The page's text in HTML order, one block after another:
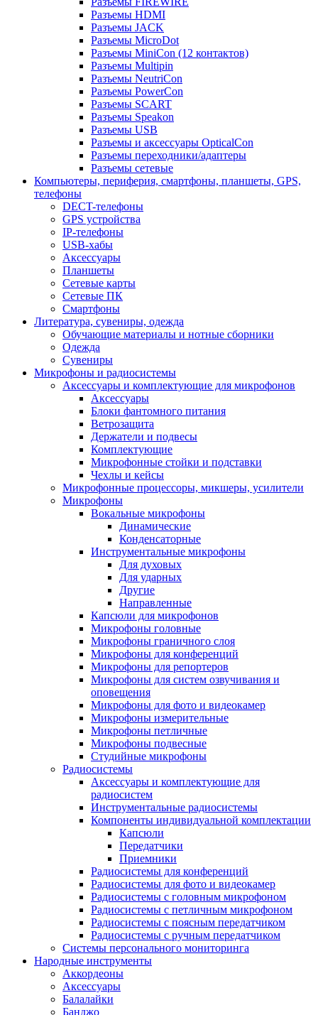
Разъемы HDMI
Разъемы JACK
Разъемы MicroDot
Разъемы MiniCon (12 контактов)
Разъемы Multipin
Разъемы NeutriCon
Разъемы PowerCon
Разъемы SCART
Разъемы Speakon
Разъемы USB
Разъемы и аксессуары OpticalCon
Разъемы переходники/адаптеры
Разъемы сетевые
Компьютеры, периферия, смартфоны, планшеты, GPS,
телефоны
DECT-телефоны
GPS устройства
IP-телефоны
USB-хабы
Аксессуары
Планшеты
Сетевые карты
Сетевые ПК
Смартфоны
Литература, сувениры, одежда
Обучающие материалы и нотные сборники
Одежда
Сувениры
Микрофоны и радиосистемы
Аксессуары и комплектующие для микрофонов
Аксессуары
Блоки фантомного питания
Ветрозащита
Держатели и подвесы
Комплектующие
Микрофонные стойки и подставки
Чехлы и кейсы
Микрофонные процессоры, микшеры, усилители
Микрофоны
Вокальные микрофоны
Динамические
Конденсаторные
Инструментальные микрофоны
Для духовых
Для ударных
Другие
Направленные
Капсюли для микрофонов
Микрофоны головные
Микрофоны граничного слоя
Микрофоны для конференций
Микрофоны для репортеров
Микрофоны для систем озвучивания и
оповещения
Микрофоны для фото и видеокамер
Микрофоны измерительные
Микрофоны петличные
Микрофоны подвесные
Студийные микрофоны
Радиосистемы
Аксессуары и комплектующие для
радиосистем
Инструментальные радиосистемы
Компоненты индивидуальной комплектации
Капсюли
Передатчики
Приемники
Радиосистемы для конференций
Радиосистемы для фото и видеокамер
Радиосистемы с головным микрофоном
Радиосистемы с петличным микрофоном
Радиосистемы с поясным передатчиком
Радиосистемы с ручным передатчиком
Системы персонального мониторинга
Народные инструменты
Аккордеоны
Аксессуары
Балалайки
Банджо